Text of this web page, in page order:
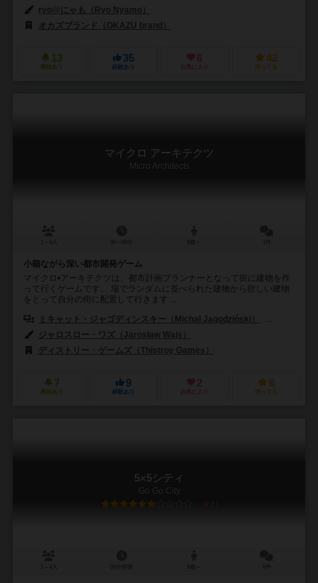
ryo@にゃも（Ryo Nyamo）
オカズブランド（OKAZU brand）
13
興味あり
35
経験あり
6
お気に入り
42
持ってる
マイクロ アーキテクツ
Micro Architects
小箱ながら深い都市開発ゲーム
マイクロ•アーキテクツは、都市計画プランナーとなって街に建物を作
って行くゲームです。 場でランダムに並べられた建物から欲しい建物
をとって自分の街に配置して行きます ...
ミキャット・ジャゴディンスキー（Michał Jagodziński）
ジャロスロー・ワズ（Jarosław Wajs）
ディストリー・ゲームズ（Thistroy Games）
7
興味あり
9
経験あり
2
お気に入り
6
持ってる
5×5シティ
Go Go City
6.2